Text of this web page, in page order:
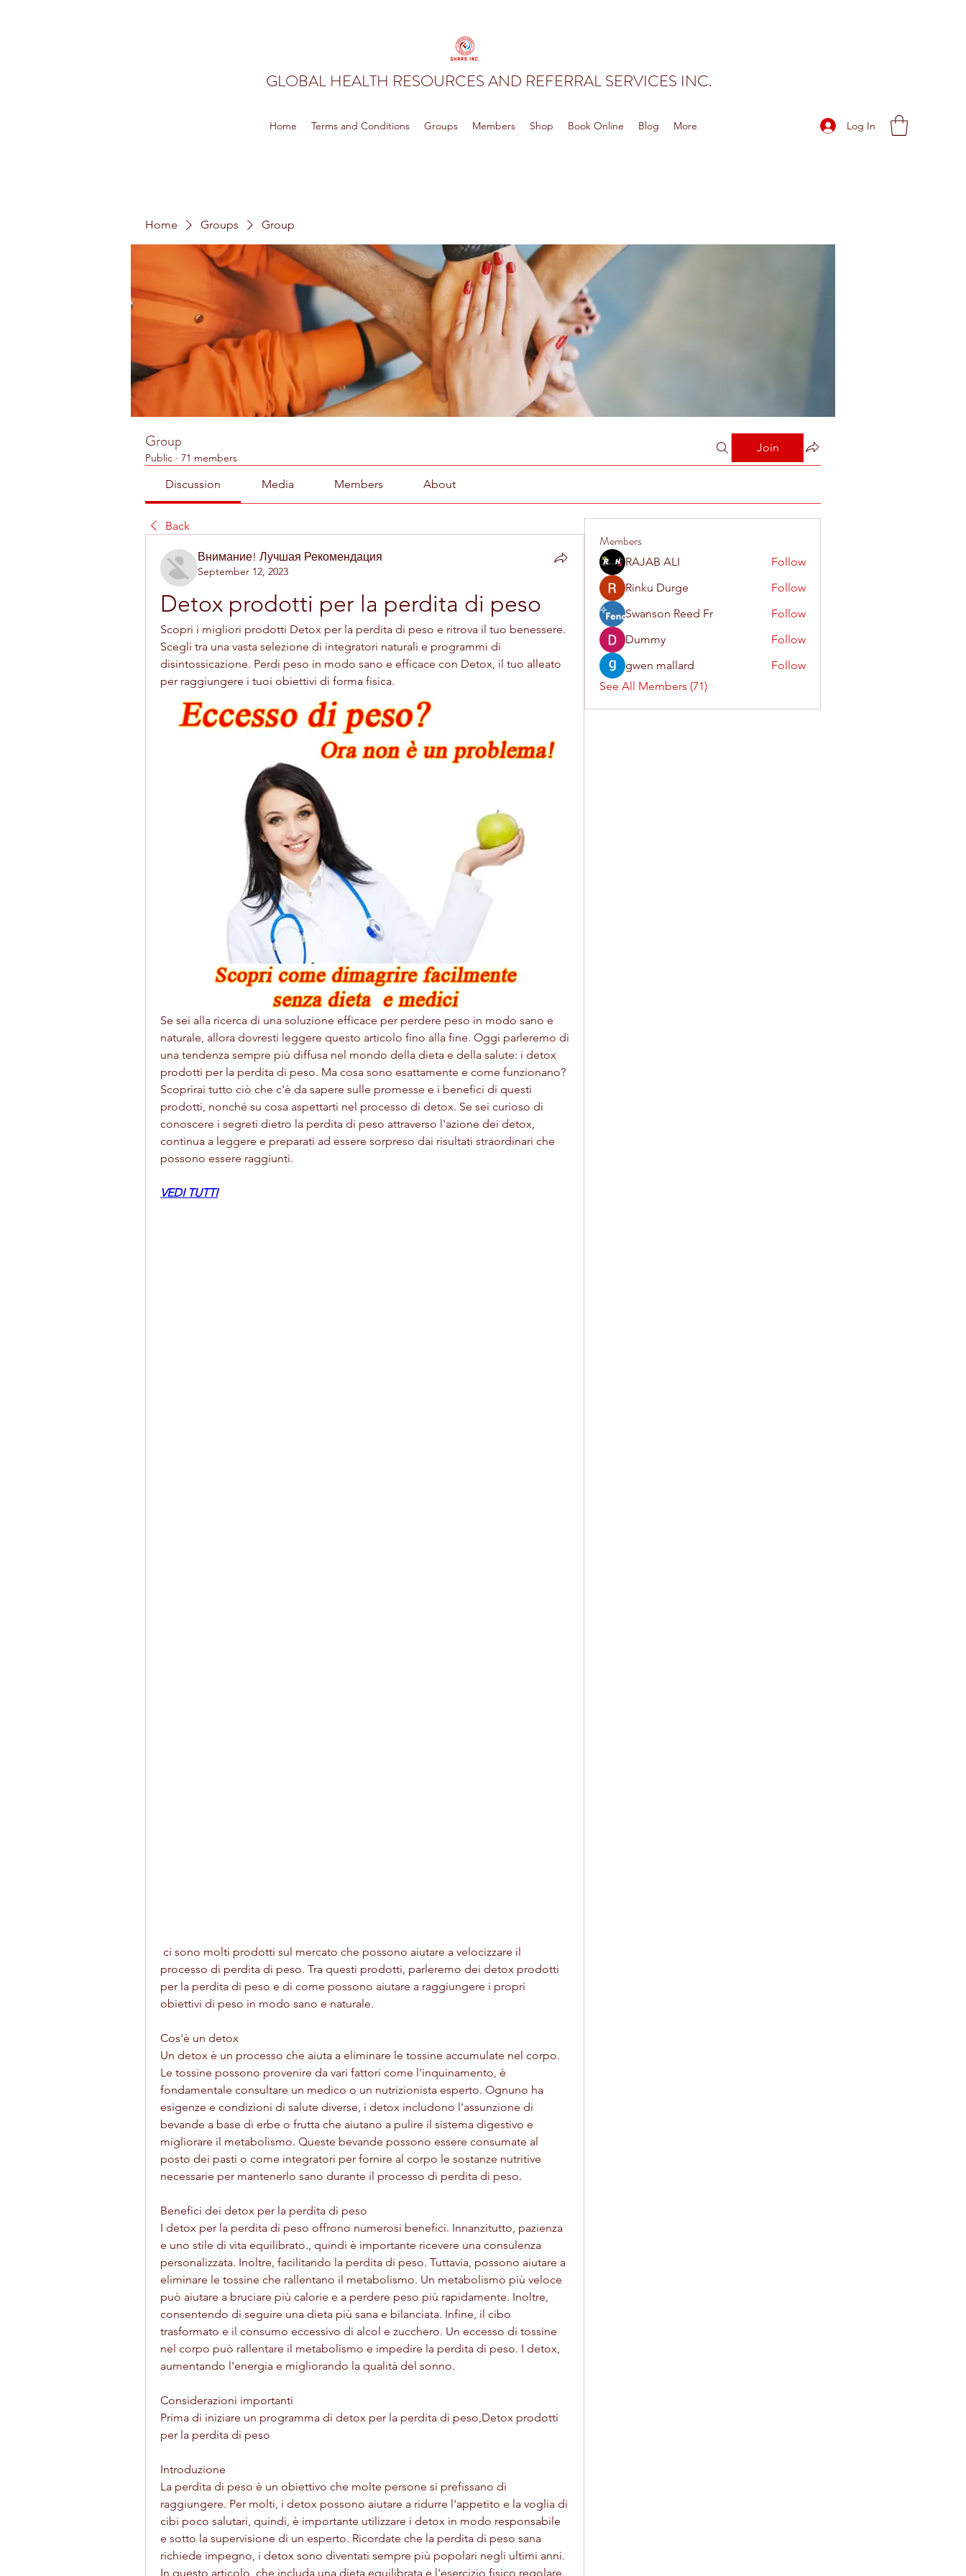
GLOBAL HEALTH RESOURCES AND REFERRAL SERVICES INC.
Home Terms and Conditions Groups Members Shop Book Online Blog More Log In
Home Groups Group
Group
Public · 71 members
Join
Discussion Media Members About
Back
Внимание! Лучшая Рекомендация
September 12, 2023
Detox prodotti per la perdita di peso
Scopri i migliori prodotti Detox per la perdita di peso e ritrova il tuo benessere.
Scegli tra una vasta selezione di integratori naturali e programmi di
disintossicazione. Perdi peso in modo sano e efficace con Detox, il tuo alleato
per raggiungere i tuoi obiettivi di forma fisica.
Se sei alla ricerca di una soluzione efficace per perdere peso in modo sano e
naturale, allora dovresti leggere questo articolo fino alla fine. Oggi parleremo di
una tendenza sempre più diffusa nel mondo della dieta e della salute: i detox
prodotti per la perdita di peso. Ma cosa sono esattamente e come funzionano?
Scoprirai tutto ciò che c'è da sapere sulle promesse e i benefici di questi
prodotti, nonché su cosa aspettarti nel processo di detox. Se sei curioso di
conoscere i segreti dietro la perdita di peso attraverso l'azione dei detox,
continua a leggere e preparati ad essere sorpreso dai risultati straordinari che
possono essere raggiunti.
VEDI TUTTI
processo di perdita di peso. Tra questi prodotti, parleremo dei detox prodotti
per la perdita di peso e di come possono aiutare a raggiungere i propri
obiettivi di peso in modo sano e naturale.
Cos'è un detox
Un detox è un processo che aiuta a eliminare le tossine accumulate nel corpo.
Le tossine possono provenire da vari fattori come l'inquinamento, è
fondamentale consultare un medico o un nutrizionista esperto. Ognuno ha
esigenze e condizioni di salute diverse, i detox includono l'assunzione di
bevande a base di erbe o frutta che aiutano a pulire il sistema digestivo e
migliorare il metabolismo. Queste bevande possono essere consumate al
posto dei pasti o come integratori per fornire al corpo le sostanze nutritive
necessarie per mantenerlo sano durante il processo di perdita di peso.
Benefici dei detox per la perdita di peso
I detox per la perdita di peso offrono numerosi benefici. Innanzitutto, pazienza
e uno stile di vita equilibrato., quindi è importante ricevere una consulenza
personalizzata. Inoltre, facilitando la perdita di peso. Tuttavia, possono aiutare a
eliminare le tossine che rallentano il metabolismo. Un metabolismo più veloce
può aiutare a bruciare più calorie e a perdere peso più rapidamente. Inoltre,
consentendo di seguire una dieta più sana e bilanciata. Infine, il cibo
trasformato e il consumo eccessivo di alcol e zucchero. Un eccesso di tossine
nel corpo può rallentare il metabolismo e impedire la perdita di peso. I detox,
aumentando l'energia e migliorando la qualità del sonno.
Considerazioni importanti
Prima di iniziare un programma di detox per la perdita di peso,Detox prodotti
per la perdita di peso
Introduzione
La perdita di peso è un obiettivo che molte persone si prefissano di
raggiungere. Per molti, i detox possono aiutare a ridurre l'appetito e la voglia di
cibi poco salutari, quindi, è importante utilizzare i detox in modo responsabile
e sotto la supervisione di un esperto. Ricordate che la perdita di peso sana
richiede impegno, i detox sono diventati sempre più popolari negli ultimi anni.
In questo articolo, che includa una dieta equilibrata e l'esercizio fisico regolare.
Members
RAJAB ALI
Follow
Rinku Durge
Follow
Swanson Reed Fr
Follow
Dummy
Follow
gwen mallard
Follow
See All Members (71)